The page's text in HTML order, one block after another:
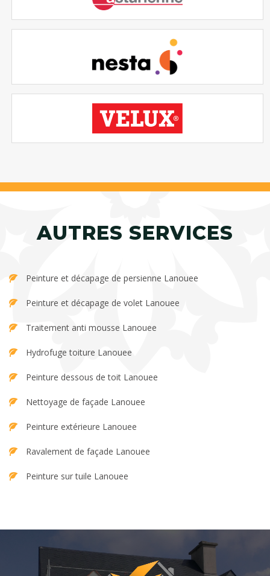
AUTRES SERVICES
Peinture et décapage de persienne Lanouee
Peinture et décapage de volet Lanouee
Traitement anti mousse Lanouee
Hydrofuge toiture Lanouee
Peinture dessous de toit Lanouee
Nettoyage de façade Lanouee
Peinture extérieure Lanouee
Ravalement de façade Lanouee
Peinture sur tuile Lanouee